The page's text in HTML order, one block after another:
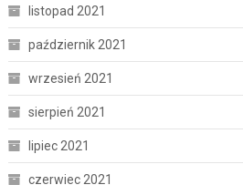
listopad 2021
październik 2021
wrzesień 2021
sierpień 2021
lipiec 2021
czerwiec 2021